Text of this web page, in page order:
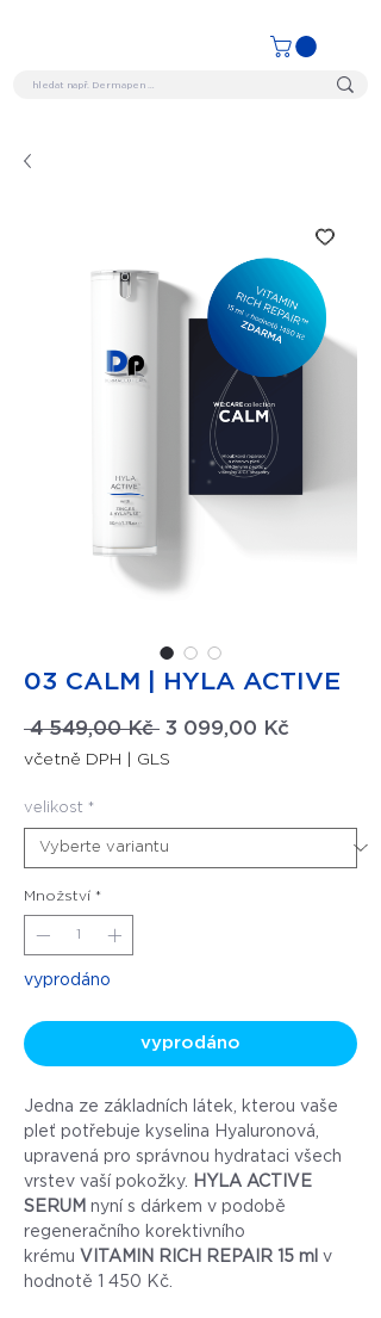
03 CALM | HYLA ACTIVE
4 549,00 Kč Běžná cena
3 099,00 Kč
včetně DPH GLS
velikost *
Množství *
vyprodáno
vyprodáno
Jedna ze základních látek, kterou vaše
pleť potřebuje kyselina Hyaluronová,
upravená pro správnou hydrataci všech
vrstev vaší pokožky.
HYLA ACTIVE
SERUM nyní s dárkem v podobě
regeneračního korektivního
krému VITAMIN RICH REPAIR 15 ml v
hodnotě 1 450 Kč.